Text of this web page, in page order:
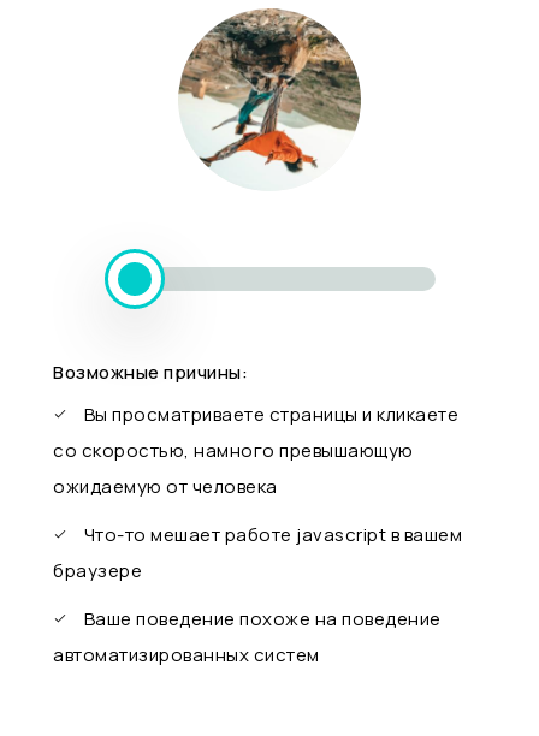
Возможные причины:
Вы просматриваете страницы и кликаете
со скоростью, намного превышающую
ожидаемую от человека
Что-то мешает работе javascript в вашем
браузере
Ваше поведение похоже на поведение
автоматизированных систем